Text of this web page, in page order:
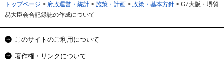
トップページ > 府政運営・統計 > 施策・計画 > 政策・基本方針 > G7大阪・堺貿
易大臣会合記録誌の作成について
このサイトのご利用について
著作権・リンクについて